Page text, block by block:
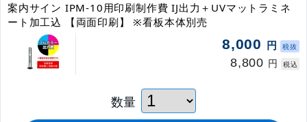
案内サイン IPM-10用印刷制作費 IJ出力＋UVマットラミネ
ート加工込 【両面印刷】 ※看板本体別売
8,000 円 税抜
8,800 円 税込
数量